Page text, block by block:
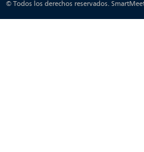
© Todos los derechos reservados.